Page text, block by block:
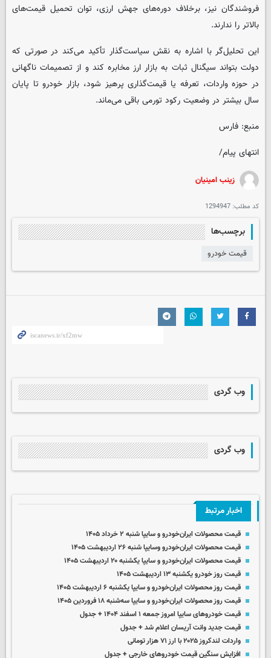
فروشندگان نیز، برخلاف دوره‌های جهش ارزی، توان تحمیل قیمت‌های
بالاتر را ندارند.
این تحلیل‌گر با اشاره به نقش سیاست‌گذار تأکید می‌کند در صورتی که
دولت بتواند سیگنال ثبات به بازار ارز مخابره کند و از تصمیمات ناگهانی
در حوزه واردات، تعرفه یا قیمت‌گذاری پرهیز شود، بازار خودرو تا پایان
سال بیشتر در وضعیت رکود تورمی باقی می‌ماند.
منبع: فارس
انتهای پیام/
زینب امینیان
کد مطلب: 1294947
برچسب‌ها
قیمت خودرو
وب گردی
وب گردی
اخبار مرتبط
قیمت محصولات ایران‌خودرو و سایپا شنبه ۲ خرداد ۱۴۰۵
قیمت محصولات ایران‌خودرو وسایپا شنبه ۲۶ اردیبهشت ۱۴۰۵
قیمت محصولات ایران‌خودرو و سایپا یکشنبه ۲۰ اردیبهشت ۱۴۰۵
قیمت روز خودرو یکشنبه ۱۳ اردیبهشت ۱۴۰۵
قیمت روز محصولات ایران‌خودرو و سایپا یکشنبه ۶ اردیبهشت ۱۴۰۵
قیمت روز محصولات ایران‌خودرو و سایپا سه‌شنبه ۱۸ فروردین ۱۴۰۵
قیمت خودروهای سایپا امروز جمعه ۱ اسفند ۱۴۰۴ + جدول
قیمت جدید وانت آریسان اعلام شد + جدول
واردات لندکروز ۲۰۲۵ با ارز ۷۱ هزار تومانی
افزایش سنگین قیمت‌ خودروهای خارجی + جدول